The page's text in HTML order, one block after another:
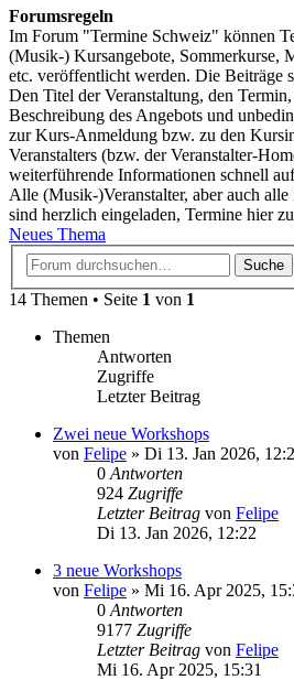
Forumsregeln
Im Forum "Termine Schweiz" können
(Musik-) Kursangebote, Sommerkurse,
etc. veröffentlicht werden. Die Beiträge
Den Titel der Veranstaltung, den
Beschreibung des Angebots und
zur Kurs-Anmeldung bzw. zu den
Veranstalters (bzw. der Veranstalter-
weiterführende Informationen schnell
Alle (Musik-)Veranstalter, aber auch alle
sind herzlich eingeladen, Termine hier
Neues Thema
Suche
14 Themen • Seite 1 von 1
Themen
Antworten
Zugriffe
Letzter Beitrag
Zwei neue Workshops
von Felipe » Di 13. Jan 2026,
0 Antworten
924 Zugriffe
Letzter Beitrag von Felipe
Di 13. Jan 2026, 12:22
3 neue Workshops
von Felipe » Mi 16. Apr 2025,
0 Antworten
9177 Zugriffe
Letzter Beitrag von Felipe
Mi 16. Apr 2025, 15:31